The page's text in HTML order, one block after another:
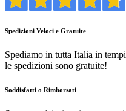
Spedizioni Veloci e Gratuite
Spediamo in tutta Italia in
le spedizioni sono gratuite!
Soddisfatti o Rimborsati